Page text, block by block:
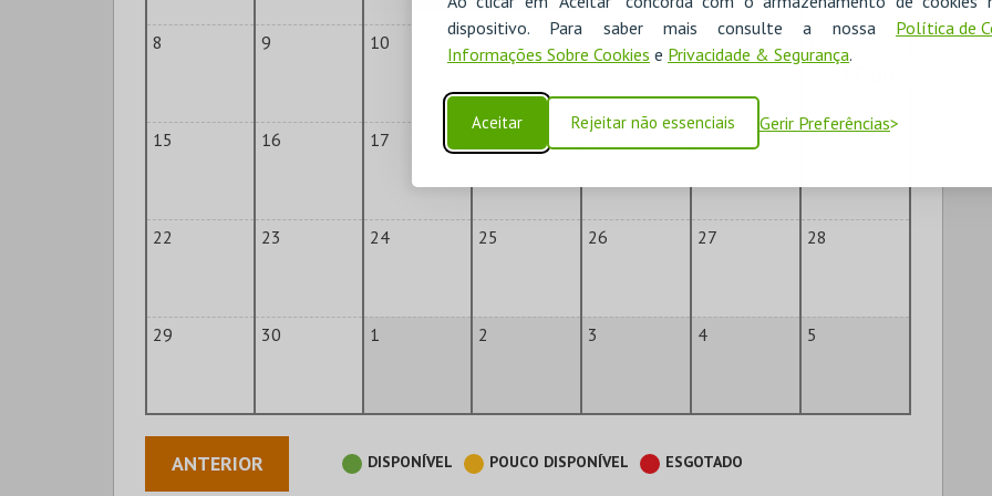
dispositivo. Para saber mais consulte a nossa Política de
Informações Sobre Cookies e Privacidade & Segurança.
Aceitar Rejeitar não essenciais Gerir Preferências
8 9 10
15 16 17
22 23 24 25 26 27 28
29 30 1 2 3 4 5
ANTERIOR DISPONÍVEL POUCO DISPONÍVEL ESGOTADO